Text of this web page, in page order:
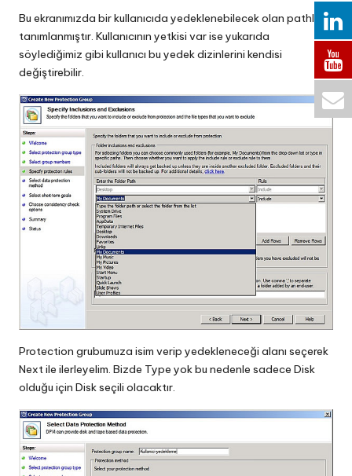
Bu ekranımızda bir kullanıcıda yedeklenebilecek olan pathler
tanımlanmıştır. Kullanıcının yetkisi var ise yukarıda
söylediğimiz gibi kullanıcı bu yedek dizinlerini kendisi
değiştirebilir.
Protection grubumuza isim verip yedekleneceği alanı seçerek
Next ile ilerleyelim. Bizde Type yok bu nedenle sadece Disk
olduğu için Disk seçili olacaktır.